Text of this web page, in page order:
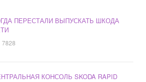
ПЕРЕСТАЛИ ВЫПУСКАТЬ ШКОДА
7828
КОНСОЛЬ SKODA RAPID